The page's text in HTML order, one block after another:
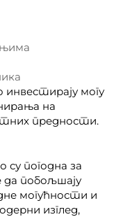
могу
на
предности.
погодна за
побољшају
могућности и
изглед,